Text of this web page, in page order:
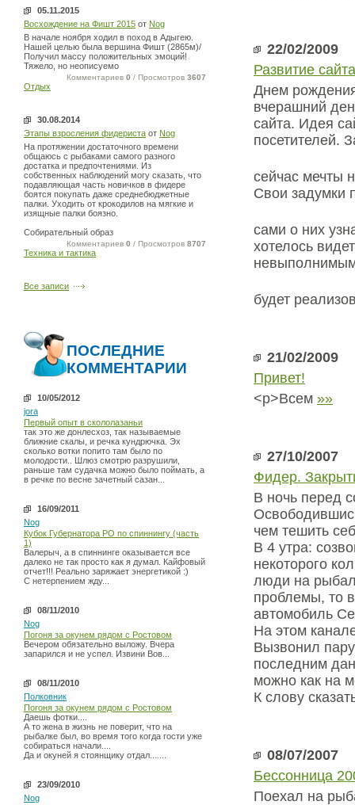
05.11.2015
Восхождение на Фишт 2015 от Nog
В начале ноября ходил в поход в Адыгею.
Нашей целью была вершина Фишт (2865м)/
Получил массу положительных эмоций!
Тяжело, но неописуемо
Комментариев 0 / Просмотров 3607
Отдых
30.08.2014
Этапы взросления фидериста от Nog
На протяжении достаточного времени
общаюсь с рыбаками самого разного
достатка и предпочтениями. Из
собственных наблюдений могу сказать, что
подавляющая часть новичков в фидере
боятся покупать даже среднебюджетные
палки. Уходить от крокодилов на мягкие и
изящные палки боязно.
Собирательный образ
Комментариев 0 / Просмотров 8707
Техника и тактика
Все записи
ПОСЛЕДНИЕ
КОММЕНТАРИИ
10/05/2012
jora
Первый опыт в скололазаньи
так это же донлесхоз, так называемые
ближние скалы, и речка кундрючка. Эх
сколько вотки попито там было по
молодости.. Шлюз смотрю разрушили,
раньше там судачка можно было поймать, а
в речке по весне зачетный сазан...
16/09/2011
Nog
Кубок Губернатора РО по спиннингу (часть
1)
Валерыч, а в спиннинге оказывается все
далеко не так просто как я думал. Кайфовый
отчет!!! Реально заряжает энергетикой :)
С нетерпением жду...
08/11/2010
Nog
Погоня за окунем рядом с Ростовом
Вечером обязательно выложу. Вчера
запарился и не успел. Извини Вов...
08/11/2010
Полковник
Погоня за окунем рядом с Ростовом
Даешь фотки....
А то жена в жизнь не поверит, что на
рыбалке был, во время того когда гости уже
собираться начали....
Да и окуней я стоянщику отдал.......
23/09/2010
Nog
22/02/2009
Развитие сайта
Днем
вчерашний
сайта. Идея
посетителей.
сейчас мечты
Свои задумки
сами о них
хотелось
будет
21/02/2009
Привет!
<p>Всем »»
27/10/2007
Фидер.
В ночь перед
чем тешить
В 4 утра:
некоторого
люди на
проблемы, то
автомобиль
На этом
Вызвонил пару
последним
можно как на
К слову
08/07/2007
Бессонница
Поехал на